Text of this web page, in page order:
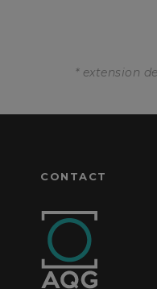
* extension
CONTACT